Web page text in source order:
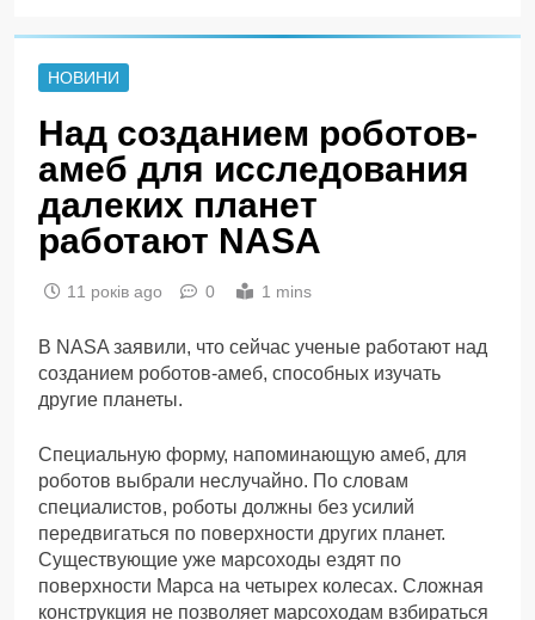
НОВИНИ
Над созданием роботов-
амеб для исследования
далеких планет
работают NASA
11 років ago 0 1 mins
В NASA заявили, что сейчас ученые работают над
созданием роботов-амеб, способных изучать
другие планеты.
Специальную форму, напоминающую амеб, для
роботов выбрали неслучайно. По словам
специалистов, роботы должны без усилий
передвигаться по поверхности других планет.
Существующие уже марсоходы ездят по
поверхности Марса на четырех колесах. Сложная
конструкция не позволяет марсоходам взбираться